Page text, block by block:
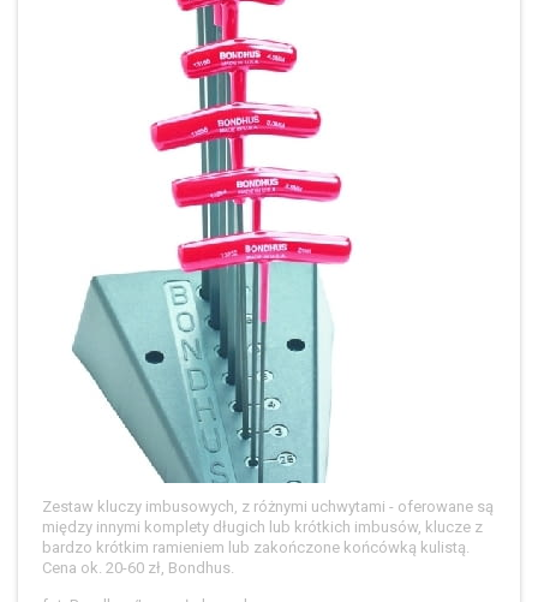
Zestaw kluczy imbusowych, z różnymi uchwytami - oferowane są
między innymi komplety długich lub krótkich imbusów, klucze z
bardzo krótkim ramieniem lub zakończone końcówką kulistą.
Cena ok. 20-60 zł, Bondhus.